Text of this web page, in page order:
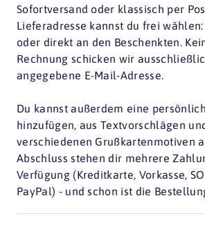
Sofortversand oder klassisch per
Lieferadresse kannst du frei
oder direkt an den Beschenkten.
Rechnung schicken wir
angegebene E-Mail-Adresse.
Du kannst außerdem eine
hinzufügen, aus Textvorschlägen
verschiedenen Grußkartenmotiven
Abschluss stehen dir mehrere
Verfügung (Kreditkarte, Vorkasse,
PayPal) - und schon ist die